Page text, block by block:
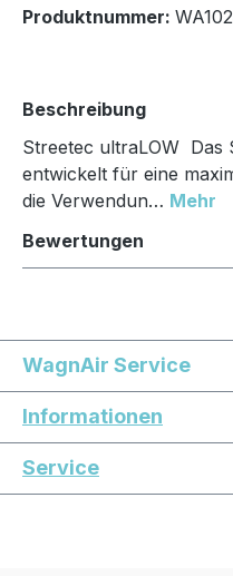
Produktnummer:
Beschreibung
Streetec ultraLOW Das
entwickelt für eine
die Verwendun… Mehr
Bewertungen
WagnAir Service
Informationen
Service